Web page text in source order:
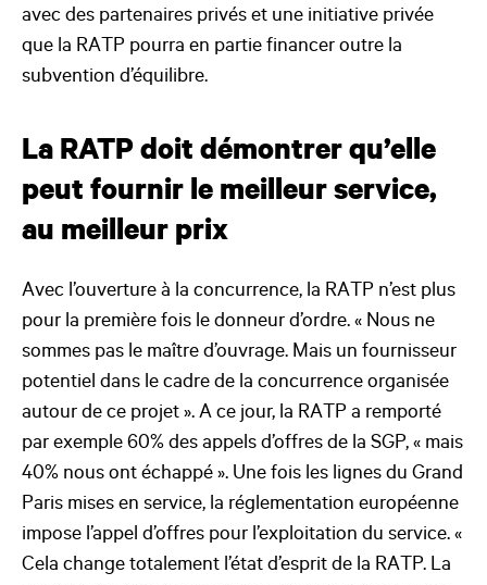
avec des partenaires privés et une initiative privée
que la RATP pourra en partie financer outre la
subvention d’équilibre.
La RATP doit démontrer qu’elle
peut fournir le meilleur service,
au meilleur prix
Avec l’ouverture à la concurrence, la RATP n’est plus
pour la première fois le donneur d’ordre. « Nous ne
sommes pas le maître d’ouvrage. Mais un fournisseur
potentiel dans le cadre de la concurrence organisée
autour de ce projet ». A ce jour, la RATP a remporté
par exemple 60% des appels d’offres de la SGP, « mais
40% nous ont échappé ». Une fois les lignes du Grand
Paris mises en service, la réglementation européenne
impose l’appel d’offres pour l’exploitation du service. «
Cela change totalement l’état d’esprit de la RATP. La